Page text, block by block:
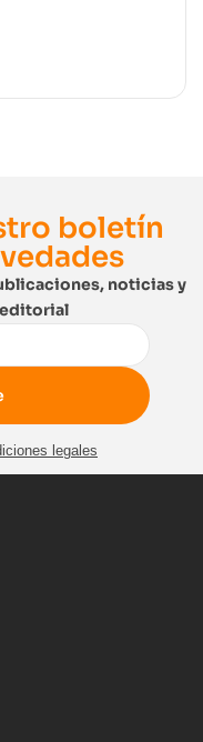
boletín
noticias y
legales